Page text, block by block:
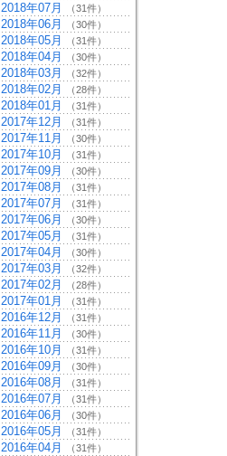
2018年07月 （31件）
2018年06月 （30件）
2018年05月 （31件）
2018年04月 （30件）
2018年03月 （32件）
2018年02月 （28件）
2018年01月 （31件）
2017年12月 （31件）
2017年11月 （30件）
2017年10月 （31件）
2017年09月 （30件）
2017年08月 （31件）
2017年07月 （31件）
2017年06月 （30件）
2017年05月 （31件）
2017年04月 （30件）
2017年03月 （32件）
2017年02月 （28件）
2017年01月 （31件）
2016年12月 （31件）
2016年11月 （30件）
2016年10月 （31件）
2016年09月 （30件）
2016年08月 （31件）
2016年07月 （31件）
2016年06月 （30件）
2016年05月 （31件）
2016年04月 （31件）